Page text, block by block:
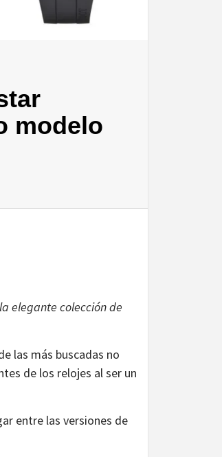
modelo
elegante colección de
las más buscadas no
de los relojes al ser un
entre las versiones de